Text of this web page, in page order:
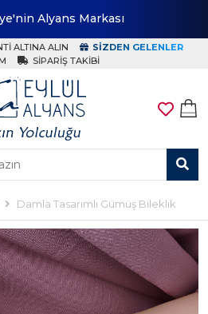
Alyans Markası
ALTINA ALIN
SIZDEN GELENLER
SIPARIŞ TAKIBI
Damla Tasarımlı Gümüş Bileklik